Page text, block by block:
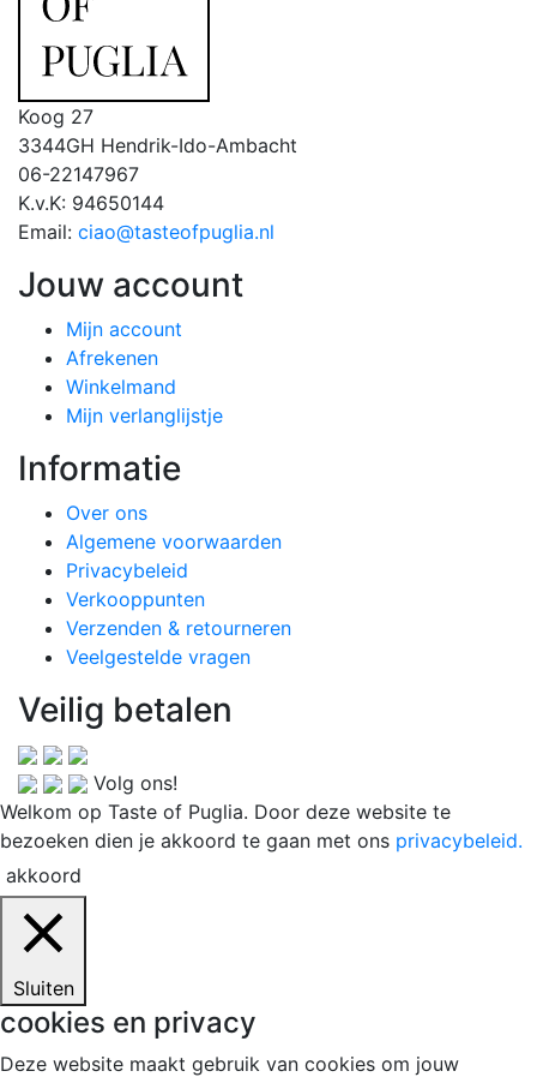
Koog 27
3344GH Hendrik-Ido-Ambacht
06-22147967
K.v.K: 94650144
Email: ciao@tasteofpuglia.nl
Jouw account
Mijn account
Afrekenen
Winkelmand
Mijn verlanglijstje
Informatie
Over ons
Algemene voorwaarden
Privacybeleid
Verkooppunten
Verzenden & retourneren
Veelgestelde vragen
Veilig betalen
Volg ons!
Welkom op Taste of Puglia. Door deze website te
bezoeken dien je akkoord te gaan met ons privacybeleid.
akkoord
Sluiten
cookies en privacy
Deze website maakt gebruik van cookies om jouw